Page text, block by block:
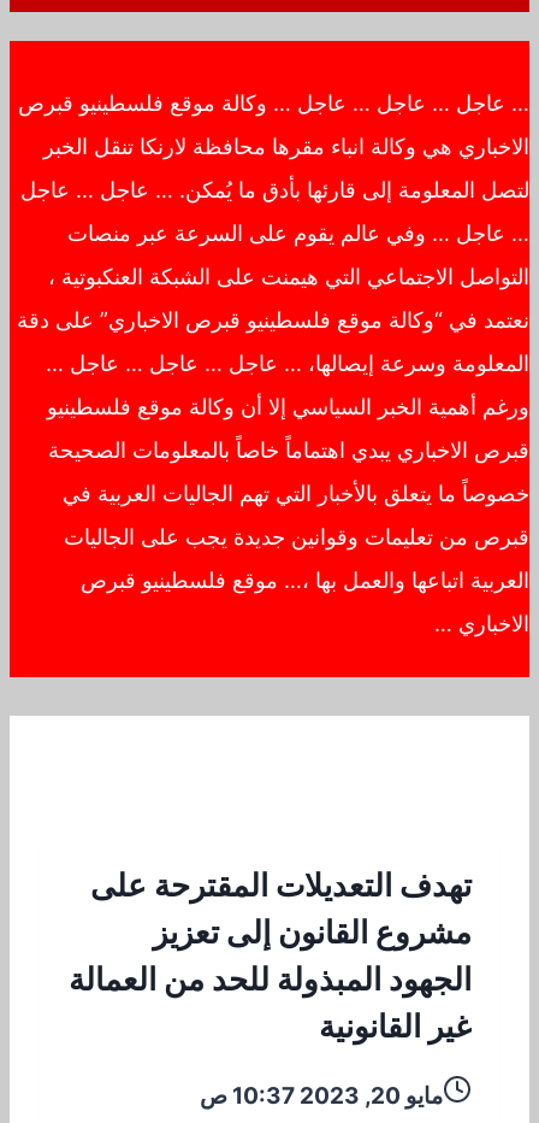
… عاجل … عاجل … عاجل … وكالة موقع فلسطينيو قبرص
الاخباري هي وكالة انباء مقرها محافظة لارنكا تنقل الخبر
لتصل المعلومة إلى قارئها بأدق ما يُمكن. … عاجل … عاجل
… عاجل … وفي عالم يقوم على السرعة عبر منصات
التواصل الاجتماعي التي هيمنت على الشبكة العنكبوتية ،
نعتمد في “وكالة موقع فلسطينيو قبرص الاخباري” على دقة
المعلومة وسرعة إيصالها، … عاجل … عاجل … عاجل …
ورغم أهمية الخبر السياسي إلا أن وكالة موقع فلسطينيو
قبرص الاخباري يبدي اهتماماً خاصاً بالمعلومات الصحيحة
خصوصاً ما يتعلق بالأخبار التي تهم الجاليات العربية في
قبرص من تعليمات وقوانين جديدة يجب على الجاليات
العربية اتباعها والعمل بها ،… موقع فلسطينيو قبرص
الاخباري …
تهدف التعديلات المقترحة على
مشروع القانون إلى تعزيز
الجهود المبذولة للحد من العمالة
غير القانونية
مايو 20, 2023 10:37 ص